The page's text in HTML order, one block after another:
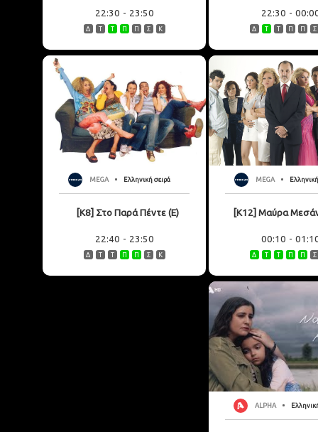
22:30 - 23:50
Δ Τ Τ Π Π Σ Κ
22:30 -
Δ Τ Τ Π Π Σ
MEGA Ελληνική σειρά
[K8] Στο Παρά Πέντε (Ε)
22:40 - 23:50
Δ Τ Τ Π Π Σ Κ
MEGA
[K12] Μαύρα
00:10 -
Δ Τ Τ Π Π Σ
ALPHA